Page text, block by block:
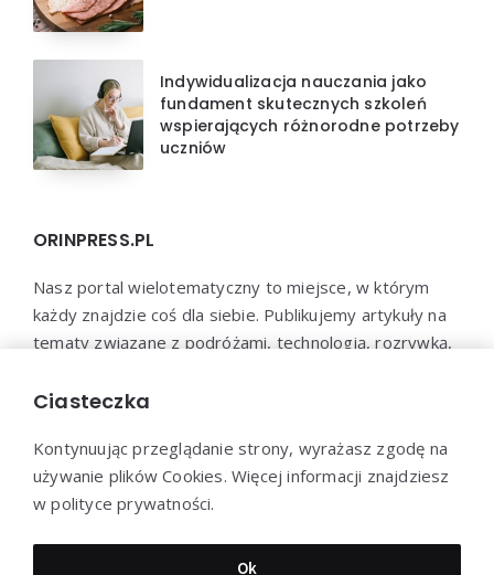
Indywidualizacja nauczania jako
fundament skutecznych szkoleń
wspierających różnorodne potrzeby
uczniów
ORINPRESS.PL
Nasz portal wielotematyczny to miejsce, w którym
każdy znajdzie coś dla siebie. Publikujemy artykuły na
tematy związane z podróżami, technologią, rozrywką,
Jesteśmy przekonani, że każdy znajdzie u nas coś
Dziękujemy za wizytę - Orin.pl © 2022
Ciasteczka
Kontynuując przeglądanie strony, wyrażasz zgodę na
używanie plików Cookies. Więcej informacji znajdziesz
w polityce prywatności.
Ok